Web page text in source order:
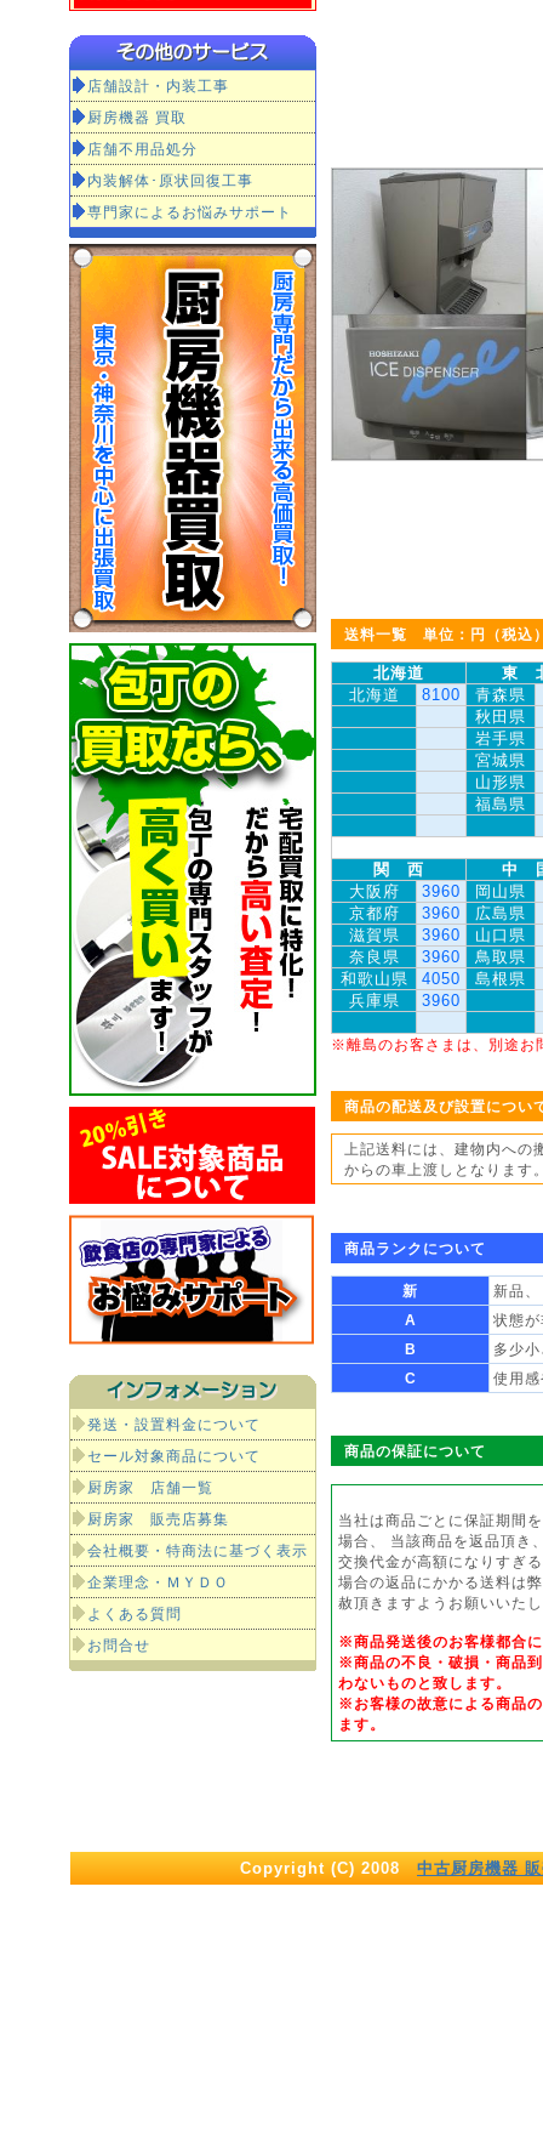
店舗設計・内装工事
厨房機器 買取
店舗不用品処分
内装解体･原状回復工事
専門家によるお悩みサポート
発送・設置料金について
セール対象商品について
厨房家 店舗一覧
厨房家 販売店募集
会社概要・特商法に基づく表示
企業理念・ＭＹＤＯ
よくある質問
お問合せ
送料一覧 単位：円（税込
北海道
東
北海道
8100 青森県
秋田県
岩手県
宮城県
山形県
福島県
関 西
中
大阪府
3960 岡山県
京都府
3960 広島県
滋賀県
3960 山口県
奈良県
3960 鳥取県
和歌山県
4050 島根県
兵庫県
3960
※離島のお客さまは、別途お
商品の配送及び設置につい
上記送料には、建物内へ
からの車上渡しとなります
商品ランクについて
新
新品
A
状態
B
多少
C
使用
商品の保証について
当社は商品ごとに保証期間
場合、 当該商品を返品頂き
交換代金が高額になりすぎ
場合の返品にかかる送料は
赦頂きますようお願いいた
※商品発送後のお客様都合
※商品の不良・破損・商品
わないものと致します。
※お客様の故意による商品
ます。
Copyright (C) 2008 中古厨房機器